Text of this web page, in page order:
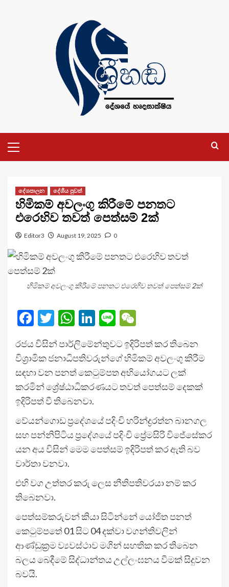
Menu
දේශපාලන දේශීය පුවත්
හිමිකම් අවලංගු කිරීමේ පනතට
එරෙහිව තවත් පෙත්සම් 2ක්
Editor3 August 19, 2025 0
හිමිකම් අවලංගු කිරීමේ පනතට එරෙහිව තවත් පෙත්සම් 2ක්
Facebook
Twitter
WhatsApp
LinkedIn
Line
රජය විසින් පාර්ලිමේන්තුවට ඉදිරිපත් කර තිබෙන
විශ්‍රාමික ජනාධිපතිවරුන්ගේ හිමිකම් අවලංගු කිරීම
සඳහා වන පනත් කෙටුම්පත අභියෝගයට ලක්
කරමින් ශ්‍රේෂ්ඨාධිකරණයට තවත් පෙත්සම් දෙකක්
ඉදිරිපත් වී තිබෙනවා.
වේයන්ගොඩ ප්‍රදේශයේ පදිංචි හරින්ද්‍රරත්න බානගල
සහ පන්නිපිටිය ප්‍රදේශයේ පදිංචි ප්‍රේමසිරි විජේසේකර
යන අය විසින් මෙම පෙත්සම් ඉදිරිපත් කර ඇති බව
වාර්තා වනවා.
එහි වග උත්තර කරු ලෙස නීතිපතිවරයා නම් කර
තිබෙනවා.
පෙත්සම්කරුවන් කියා සිටින්නේ යෝජිත පනත්
කෙටුම්පතේ 01 සිට 04 දක්වා වගන්තිවලින්
ආණ්ඩුක්‍රම ව්‍යවස්ථාව මගින් සහතික කර තිබෙන
බලය බෙදීමේ සිද්ධාන්තය උල්ලංඝනය වීමක් සිදුවන
බවයි.